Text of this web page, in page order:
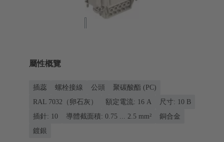
屬性概覽
插蕊 螺栓接線 公頭
聚碳酸酯 (PC)
RAL 7032（卵石灰）
額定電流: ‌16 A
尺寸: 10 B
插針: 10
導體截面積: 0.75 ... 2.5 mm²
銅合金
鍍銀